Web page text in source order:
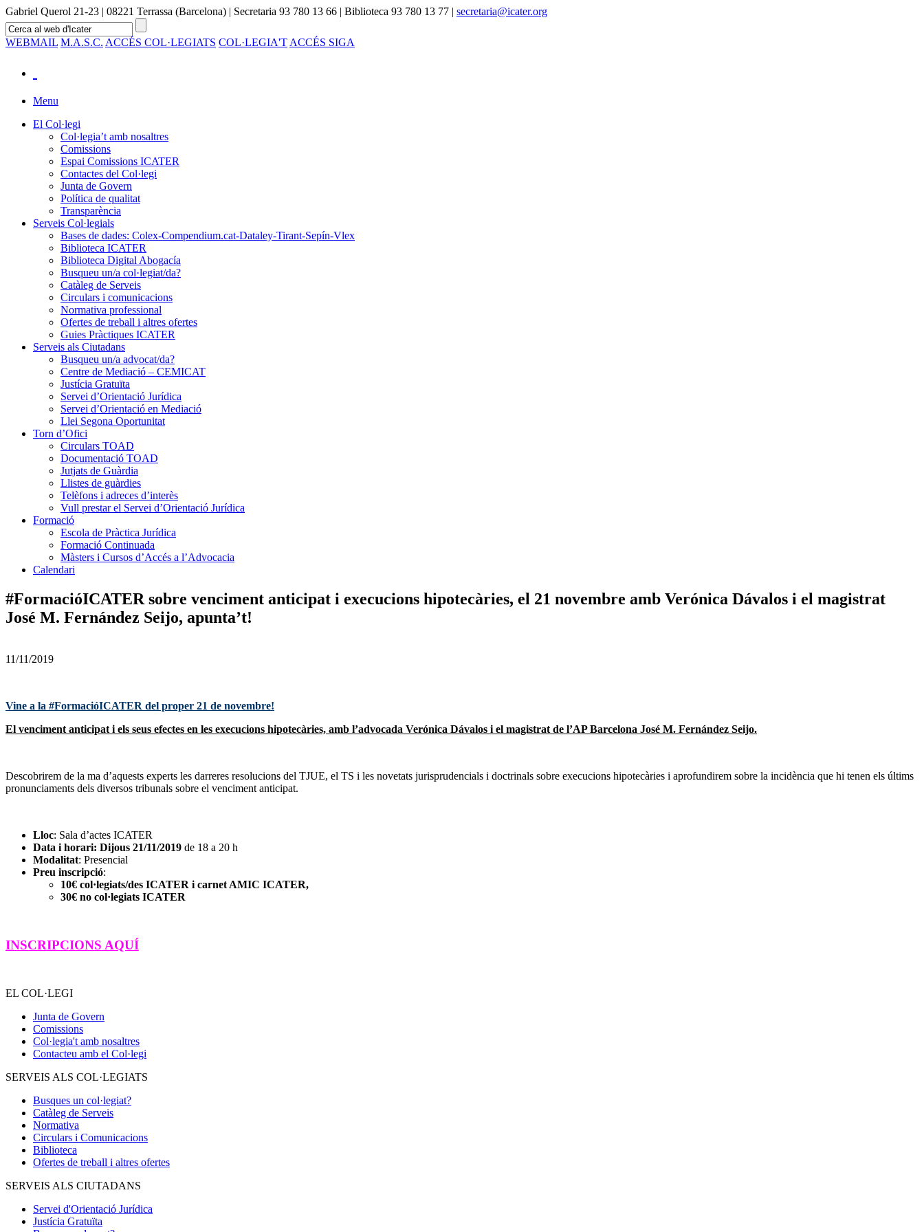
Gabriel Querol 21-23 | 08221 Terrassa (Barcelona) | Secretaria 93 780 13 66 | Biblioteca 93 780 13 77 | secretaria@icater.org
WEBMAIL M.A.S.C. ACCÉS COL·LEGIATS COL·LEGIA'T ACCÉS SIGA
Menu
El Col·legi
Col·legia’t amb nosaltres
Comissions
Espai Comissions ICATER
Contactes del Col·legi
Junta de Govern
Política de qualitat
Transparència
Serveis Col·legials
Bases de dades: Colex-Compendium.cat-Dataley-Tirant-Sepín-Vlex
Biblioteca ICATER
Biblioteca Digital Abogacía
Busqueu un/a col·legiat/da?
Catàleg de Serveis
Circulars i comunicacions
Normativa professional
Ofertes de treball i altres ofertes
Guies Pràctiques ICATER
Serveis als Ciutadans
Busqueu un/a advocat/da?
Centre de Mediació – CEMICAT
Justícia Gratuïta
Servei d’Orientació Jurídica
Servei d’Orientació en Mediació
Llei Segona Oportunitat
Torn d’Ofici
Circulars TOAD
Documentació TOAD
Jutjats de Guàrdia
Llistes de guàrdies
Telèfons i adreces d’interès
Vull prestar el Servei d’Orientació Jurídica
Formació
Escola de Pràctica Jurídica
Formació Continuada
Màsters i Cursos d’Accés a l’Advocacia
Calendari
#FormacióICATER sobre venciment anticipat i execucions hipotecàries, el 21 novembre amb Verónica Dávalos i el magistrat
José M. Fernández Seijo, apunta’t!
11/11/2019
Vine a la #FormacióICATER del proper 21 de novembre!
El venciment anticipat i els seus efectes en les execucions hipotecàries, amb l’advocada Verónica Dávalos i el magistrat de l’AP Barcelona José M. Fernández Seijo.
Descobrirem de la ma d’aquests experts les darreres resolucions del TJUE, el TS i les novetats jurisprudencials i doctrinals sobre execucions hipotecàries i aprofundirem sobre la incidència que hi tenen els últims
pronunciaments dels diversos tribunals sobre el venciment anticipat.
Lloc: Sala d’actes ICATER
Data i horari: Dijous 21/11/2019 de 18 a 20 h
Modalitat: Presencial
Preu inscripció:
10€ col·legiats/des ICATER i carnet AMIC ICATER,
30€ no col·legiats ICATER
INSCRIPCIONS AQUÍ
EL COL·LEGI
Junta de Govern
Comissions
Col·legia't amb nosaltres
Contacteu amb el Col·legi
SERVEIS ALS COL·LEGIATS
Busques un col·legiat?
Catàleg de Serveis
Normativa
Circulars i Comunicacions
Biblioteca
Ofertes de treball i altres ofertes
SERVEIS ALS CIUTADANS
Servei d'Orientació Jurídica
Justícia Gratuïta